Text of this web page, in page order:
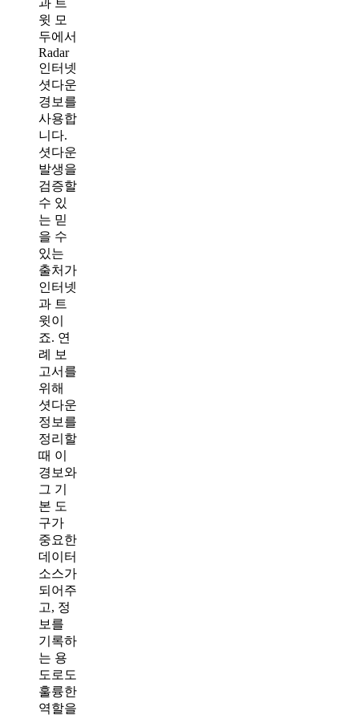
윗 모
두에서
Radar
인터넷
셧다운
경보를
사용합
니다.
셧다운
발생을
검증할
수 있
는 믿
을 수
있는
출처가
인터넷
과 트
윗이
죠. 연
례 보
고서를
위해
셧다운
정보를
정리할
때 이
경보와
그 기
본 도
구가
중요한
데이터
소스가
되어주
고, 정
보를
기록하
는 용
도로도
훌륭한
역할을